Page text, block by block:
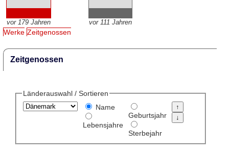
vor 179 Jahren vor 111 Jahren
Werke Zeitgenossen
Zeitgenossen
Länderauswahl / Sortieren
Name
Lebensjahre
Geburtsjahr
Sterbejahr